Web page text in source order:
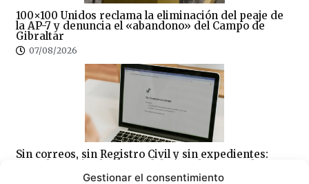
Gestionar el consentimiento
100×100 Unidos reclama la eliminación del peaje de
la AP-7 y denuncia el «abandono» del Campo de
Gibraltar
07/08/2026
Sin correos, sin Registro Civil y sin expedientes: